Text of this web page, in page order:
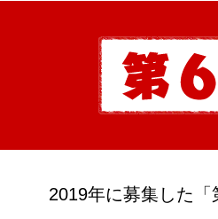
2019年に募集した「